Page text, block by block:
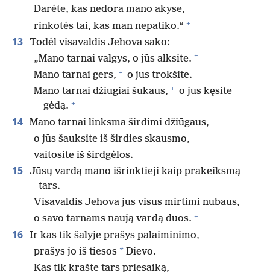
Darėte, kas nedora mano akyse,
rinkotės tai, kas man nepatiko.“ +
13 Todėl visavaldis Jehova sako:
„Mano tarnai valgys, o jūs alksite. +
Mano tarnai gers, + o jūs trokšite.
Mano tarnai džiugiai šūkaus, + o jūs kęsite
gėdą. +
14 Mano tarnai linksma širdimi džiūgaus,
o jūs šauksite iš širdies skausmo,
vaitosite iš širdgėlos.
15 Jūsų vardą mano išrinktieji kaip prakeiksmą
tars.
Visavaldis Jehova jus visus mirtimi nubaus,
o savo tarnams naują vardą duos. +
16 Ir kas tik šalyje prašys palaiminimo,
prašys jo iš tiesos * Dievo.
Kas tik krašte tars priesaiką,